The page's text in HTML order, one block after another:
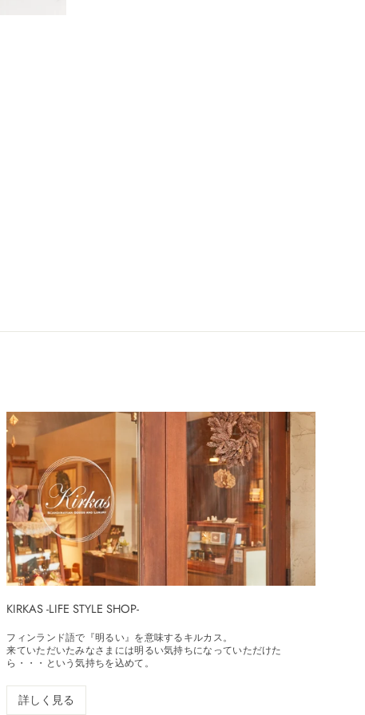
KIRKAS -LIFE STYLE SHOP-
フィンランド語で『明るい』を意味するキルカス。
来ていただいたみなさまには明るい気持ちになっていただけた
ら・・・という気持ちを込めて。
詳しく見る